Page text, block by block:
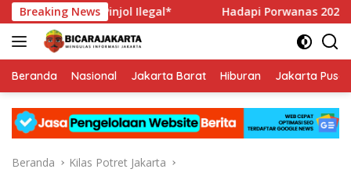
Langsung
ke
konten
Breaking News
Pinjol Ilegal* Hadapi Porwanas 2027, Pengurus PWI
Beranda Nasional Jakarta Barat Hiburan Jakarta Pusat
Beranda Kilas Potret Jakarta